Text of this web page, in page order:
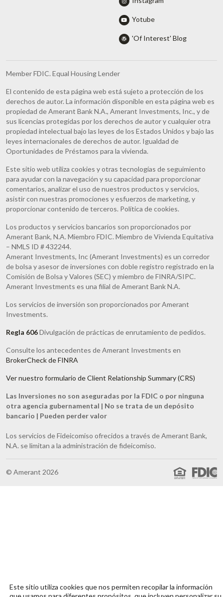
Yotube
'Of Interest' Blog
Member FDIC. Equal Housing Lender
El contenido de esta página web está sujeto a protección de los
derechos de autor. La información disponible en esta página web es
propiedad de Amerant Bank N.A., Amerant Investments, Inc., y de
sus licencias protegidas por los derechos de autor y cualquier otra
propiedad intelectual bajo las leyes de los Estados Unidos y bajo las
leyes internacionales de derechos de autor. Igualdad de
Oportunidades de Préstamos para la vivienda.
Este sitio web utiliza cookies y otras tecnologías de seguimiento
para ayudar con la navegación y su capacidad para proporcionar
comentarios, analizar el uso de nuestros productos y servicios,
asistir con nuestras promociones y esfuerzos de marketing, y
proporcionar contenido de terceros. Política de cookies.
Los productos y servicios bancarios son proporcionados por
Amerant Bank, N.A. Miembro FDIC. Miembro de Vivienda Equitativa
– NMLS ID # 432244.
Amerant Investments, Inc (Amerant Investments) es un corredor
de bolsa y asesor de inversiones con doble registro registrado en la
Comisión de Bolsa y Valores (SEC) y miembro de FINRA/SIPC.
Amerant Investments es una filial de Amerant Bank N.A.
Los servicios de inversión son proporcionados por Amerant
Investments.
Regla 606Divulgación de prácticas de enrutamiento de pedidos.
Consulte los antecedentes de Amerant Investments en
BrokerCheck de FINRA
Ver nuestro formulario de Client Relationship Summary (CRS)
Las Inversiones no son aseguradas por la FDIC o por ninguna
otra agencia gubernamental | No se trata de un depósito
bancario | Pueden perder valor
Los servicios de Fideicomiso ofrecidos a través de Amerant Bank,
N.A. se limitan a la administración de fideicomiso.
© Amerant 2026
Este sitio utiliza cookies que nos permiten recopilar la información